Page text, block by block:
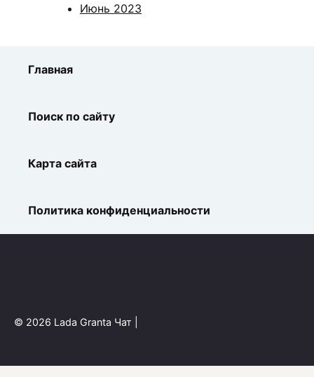
Июнь 2023
Главная
Поиск по сайту
Карта сайта
Политика конфиденциальности
© 2026 Lada Granta Чат |